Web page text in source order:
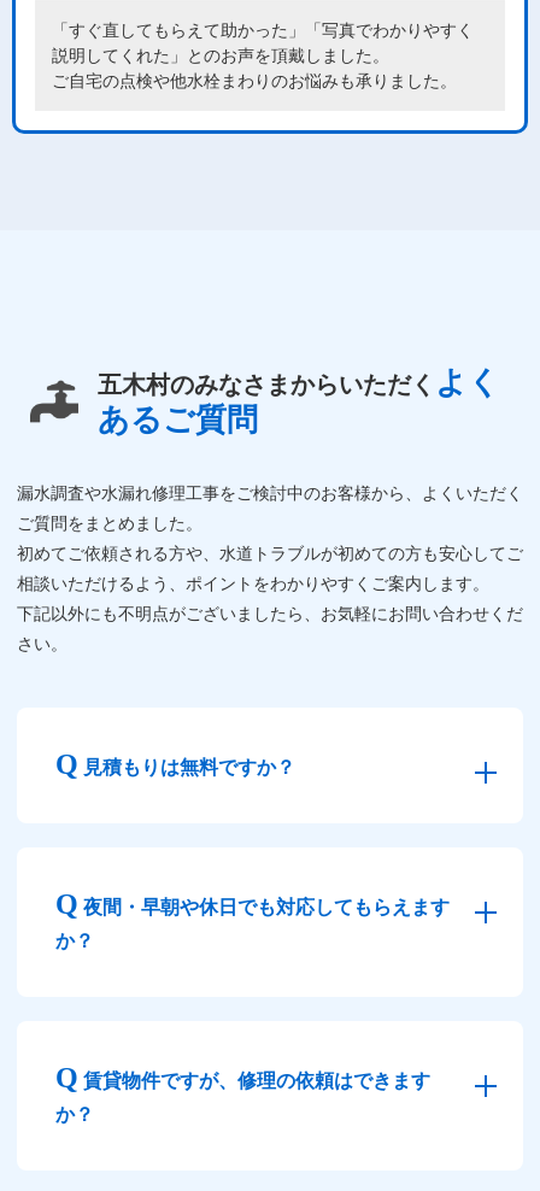
「すぐ直してもらえて助かった」「写真でわかりやすく
説明してくれた」とのお声を頂戴しました。
ご自宅の点検や他水栓まわりのお悩みも承りました。
五木村のみなさまからいただく よく
あるご質問
漏水調査や水漏れ修理工事をご検討中のお客様から、よくいただく
ご質問をまとめました。
初めてご依頼される方や、水道トラブルが初めての方も安心してご
相談いただけるよう、ポイントをわかりやすくご案内します。
下記以外にも不明点がございましたら、お気軽にお問い合わせくだ
さい。
見積もりは無料ですか？
夜間・早朝や休日でも対応してもらえます
か？
賃貸物件ですが、修理の依頼はできます
か？